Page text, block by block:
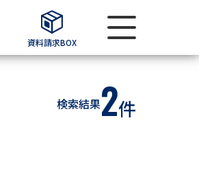
資料請求BOX
検索結果2件